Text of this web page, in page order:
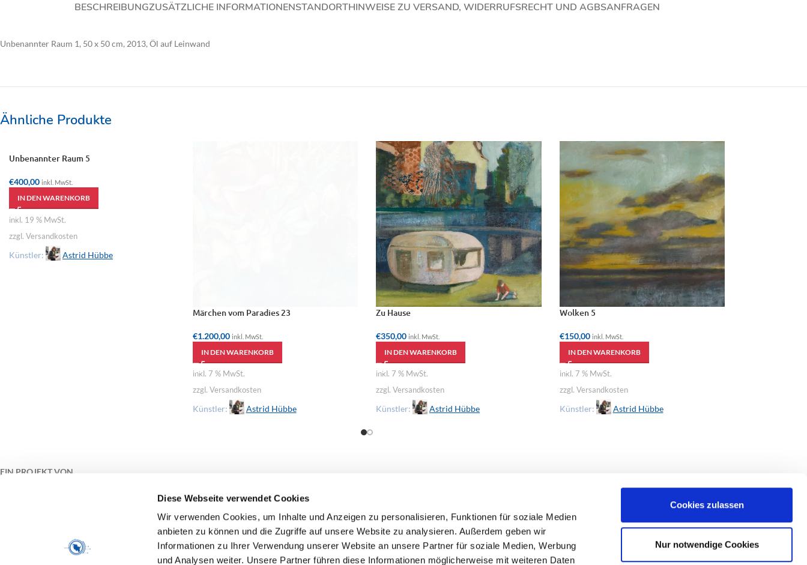
Diese Webseite verwendet Cookies
Wir verwenden Cookies, um Inhalte und Anzeigen zu personalisieren, Funktionen für soziale Medien
anbieten zu können und die Zugriffe auf unsere Website zu analysieren. Außerdem geben wir
Informationen zu Ihrer Verwendung unserer Website an unsere Partner für soziale Medien, Werbung
und Analysen weiter. Unsere Partner führen diese Informationen möglicherweise mit weiteren Daten
Cookies zulassen
Nur notwendige Cookies
BESCHREIBUNGZUSÄTZLICHE INFORMATIONENSTANDORTHINWEISE ZU VERSAND, WIDERRUFSRECHT UND AGBSANFRAGEN
Unbenannter Raum 1, 50 x 50 cm, 2013, Öl auf Leinwand
Ähnliche Produkte
Märchen vom Paradies 23
€1.200,00 inkl. MwSt.
IN DEN WARENKORB
inkl. 7 % MwSt.
zzgl. Versandkosten
Künstler: Astrid Hübbe
Zu Hause
€350,00 inkl. MwSt.
IN DEN WARENKORB
inkl. 7 % MwSt.
zzgl. Versandkosten
Künstler: Astrid Hübbe
Wolken 5
€150,00 inkl. MwSt.
IN DEN WARENKORB
inkl. 7 % MwSt.
zzgl. Versandkosten
Künstler: Astrid Hübbe
EIN PROJEKT VON